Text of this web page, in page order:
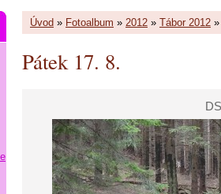
Úvod » Fotoalbum » 2012 » Tábor 2012
Pátek 17. 8.